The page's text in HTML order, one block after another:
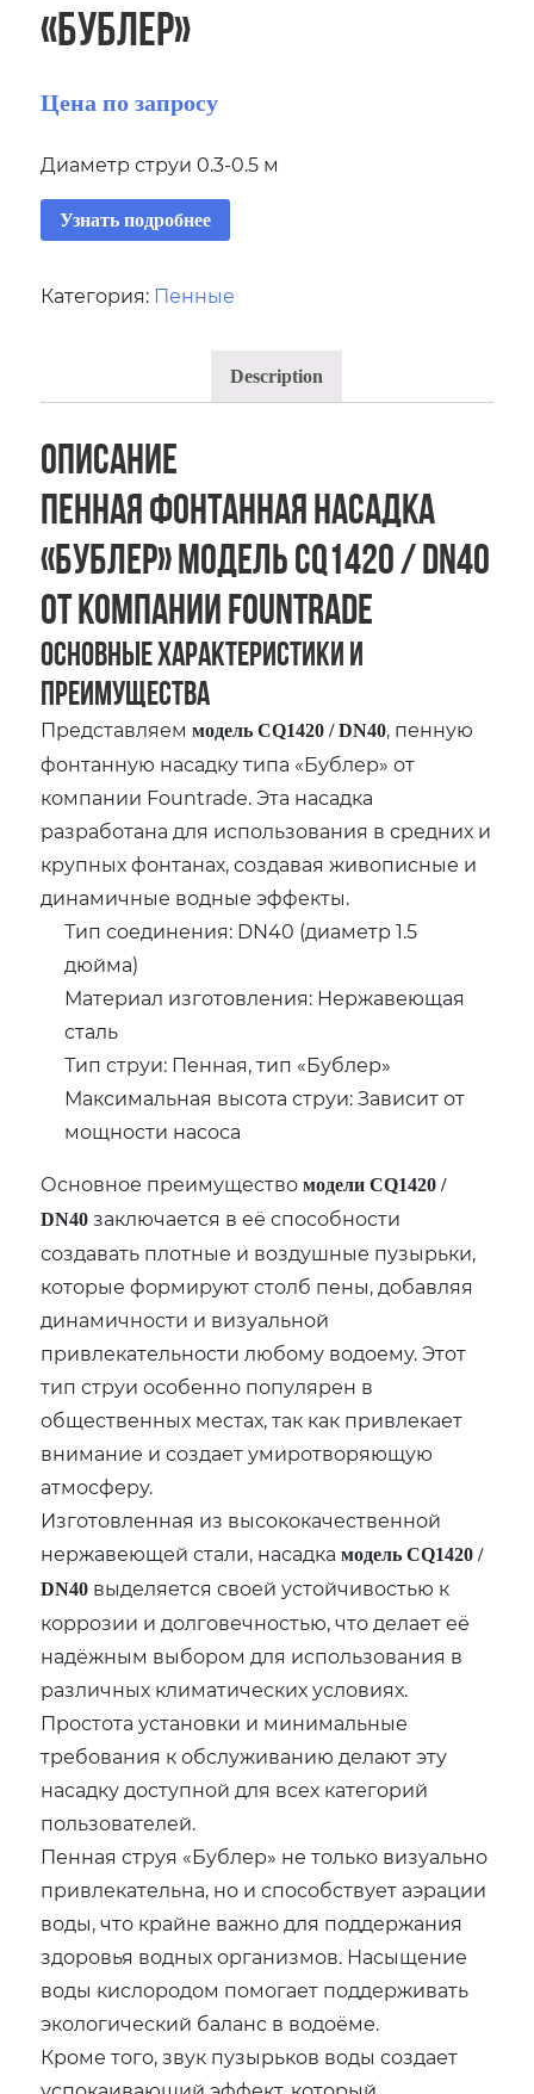
«Бублер»
Цена по запросу
Диаметр струи 0.3-0.5 м
Узнать подробнее
Категория: Пенные
Description
Описание
Пенная фонтанная насадка
«Бублер» модель CQ1420 / DN40
от компании Fountrade
Основные характеристики и
преимущества
Представляеммодель CQ1420 / DN40, пенную
фонтанную насадку типа «Бублер» от
компании Fountrade. Эта насадка
разработана для использования в средних и
крупных фонтанах, создавая живописные и
динамичные водные эффекты.
Тип соединения: DN40 (диаметр 1.5
дюйма)
Материал изготовления: Нержавеющая
сталь
Тип струи: Пенная, тип «Бублер»
Максимальная высота струи: Зависит от
мощности насоса
Основное преимуществомодели CQ1420 /
DN40 заключается в её способности
создавать плотные и воздушные пузырьки,
которые формируют столб пены, добавляя
динамичности и визуальной
привлекательности любому водоему. Этот
тип струи особенно популярен в
общественных местах, так как привлекает
внимание и создает умиротворяющую
атмосферу.
Изготовленная из высококачественной
нержавеющей стали, насадкамодель CQ1420 /
DN40 выделяется своей устойчивостью к
коррозии и долговечностью, что делает её
надёжным выбором для использования в
различных климатических условиях.
Простота установки и минимальные
требования к обслуживанию делают эту
насадку доступной для всех категорий
пользователей.
Пенная струя «Бублер» не только визуально
привлекательна, но и способствует аэрации
воды, что крайне важно для поддержания
здоровья водных организмов. Насыщение
воды кислородом помогает поддерживать
экологический баланс в водоёме.
Кроме того, звук пузырьков воды создает